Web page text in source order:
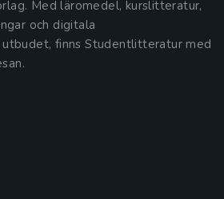
Med läromedel, kurslitteratur,
och digitala
finns Studentlitteratur med